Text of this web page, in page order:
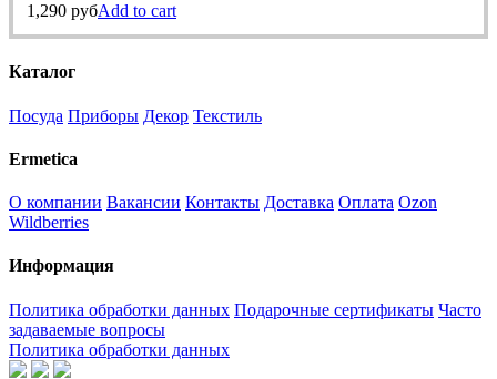
1,290 рубAdd to cart
Каталог
Посуда Приборы Декор Текстиль
Ermetica
О компании Вакансии Контакты Доставка Оплата Ozon
Wildberries
Информация
Политика обработки данных Подарочные сертификаты Часто
задаваемые вопросы
Политика обработки данных